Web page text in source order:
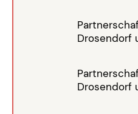
Drosendorf
Drosendorf